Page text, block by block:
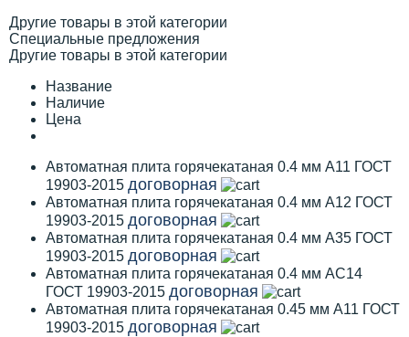
Другие товары в этой категории
Специальные предложения
Другие товары в этой категории
Название
Наличие
Цена
Автоматная плита горячекатаная 0.4 мм А11 ГОСТ
19903-2015 договорная
Автоматная плита горячекатаная 0.4 мм А12 ГОСТ
19903-2015 договорная
Автоматная плита горячекатаная 0.4 мм А35 ГОСТ
19903-2015 договорная
Автоматная плита горячекатаная 0.4 мм АС14
ГОСТ 19903-2015 договорная
Автоматная плита горячекатаная 0.45 мм А11 ГОСТ
19903-2015 договорная